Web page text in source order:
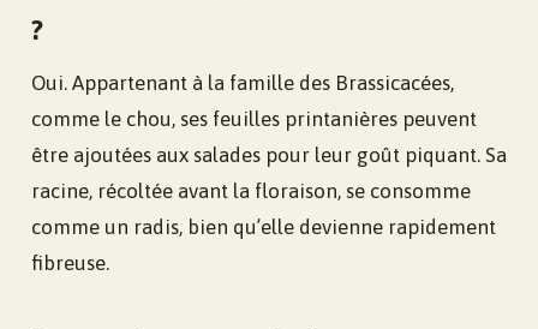
?
Oui. Appartenant à la famille des Brassicacées,
comme le chou, ses feuilles printanières peuvent
être ajoutées aux salades pour leur goût piquant. Sa
racine, récoltée avant la floraison, se consomme
comme un radis, bien qu’elle devienne rapidement
fibreuse.